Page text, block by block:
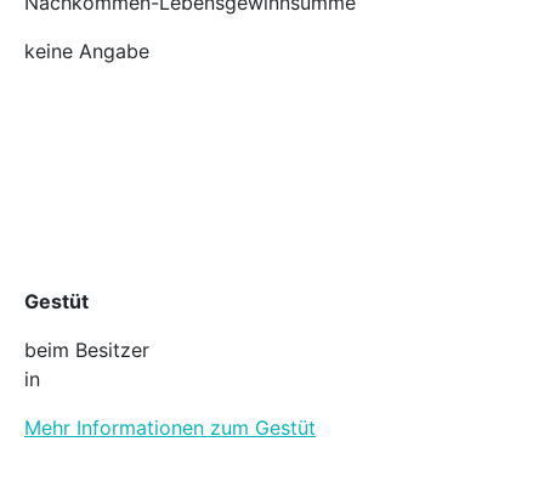
keine Angabe
Gestüt
beim Besitzer
in
Mehr Informationen zum Gestüt